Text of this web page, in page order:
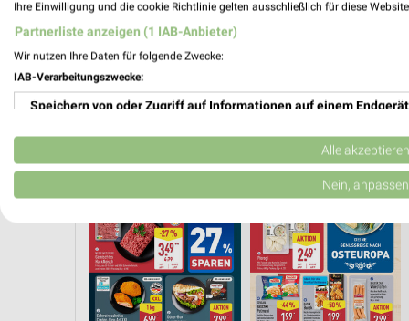
AKTIONEN, RABATTE & GUTSCHEINE
Ihre Einwilligung und die cookie Richtlinie gelten ausschließlich für diese
Partnerliste anzeigen (1 IAB-Anbieter)
Wir nutzen Ihre Daten für folgende Zwecke:
IAB-Verarbeitungszwecke:
Speichern von oder Zugriff auf Informationen auf einem Endgerät
Verwendung reduzierter Daten zur Auswahl von Werbeanzeigen
Erstellung von Profilen für personalisierte Werbung
Erstellung von Profilen zur Personalisierung von Inhalten
Verwendung von Profilen zur Auswahl personalisierter Inhalte
Alle akzeptieren
Nein, anpassen